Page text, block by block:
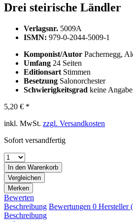
Drei steirische Ländler
Verlagsnr. 5009A
ISMN: 979-0-2044-5009-1
Komponist/Autor Pachernegg,
Umfang 24 Seiten
Editionsart Stimmen
Besetzung Salonorchester
Schwierigkeitsgrad keine Angabe
5,20 € *
inkl. MwSt. zzgl. Versandkosten
Sofort versandfertig
In den Warenkorb
Vergleichen
Merken
Bewerten
Beschreibung Bewertungen 0 Hersteller
Beschreibung